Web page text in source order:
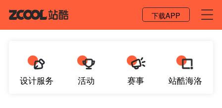
下载APP
设计服务 活动 赛事 站酷海洛